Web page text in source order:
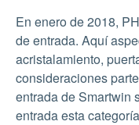
En enero de 2018,
de entrada. Aquí
acristalamiento,
consideraciones
entrada de Smartwin
entrada esta